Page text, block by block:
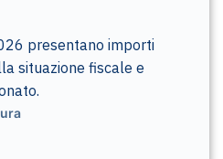
presentano importi
situazione fiscale e